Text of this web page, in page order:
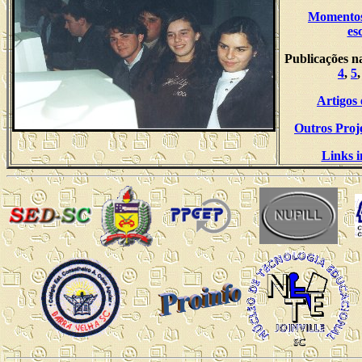
Publicações
4, 5
Artigos
Outros
Links